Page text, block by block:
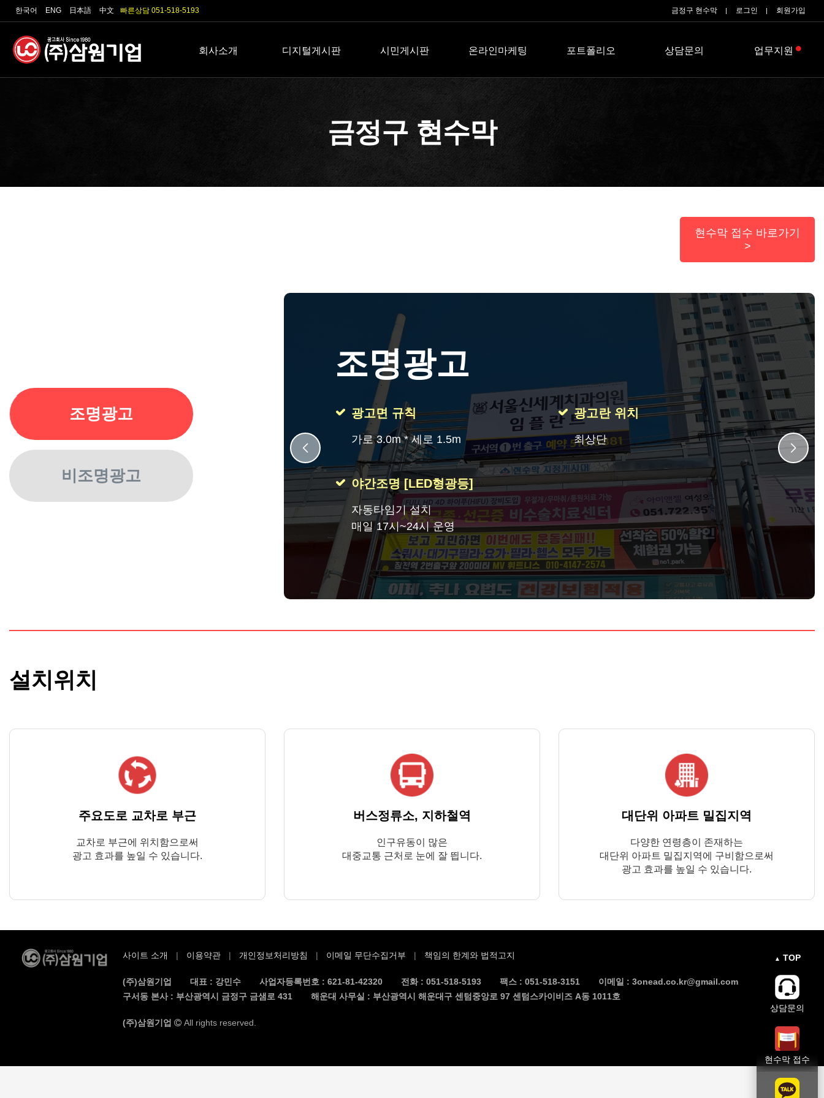
한국어 ENG 日本語 中文 빠른상담 051-518-5193 금정구 현수막 로그인 회원가입
회사소개 디지털게시판 시민게시판 온라인마케팅 포트폴리오 상담문의 업무지원
금정구 현수막
현수막 접수 바로가기
>
조명광고
비조명광고
조명광고
광고면 규칙
가로 3.0m * 세로 1.5m
야간조명 [LED형광등]
자동타임기 설치
매일 17시~24시 운영
광고란 위치
최상단
설치위치
주요도로 교차로 부근
교차로 부근에 위치함으로써
광고 효과를 높일 수 있습니다.
버스정류소, 지하철역
인구유동이 많은
대중교통 근처로 눈에 잘 띕니다.
대단위 아파트 밀집지역
다양한 연령층이 존재하는
대단위 아파트 밀집지역에 구비함으로써
광고 효과를 높일 수 있습니다.
사이트 소개 이용약관 개인정보처리방침 이메일 무단수집거부 책임의 한계와 법적고지
(주)삼원기업 대표 : 강민수 사업자등록번호 : 621-81-42320 전화 : 051-518-5193 팩스 : 051-518-3151 이메일 : 3onead.co.kr@gmail.com
구서동 본사 : 부산광역시 금정구 금샘로 431
해운대 사무실 : 부산광역시 해운대구 센텀중앙로 97 센텀스카이비즈 A동 1011호
(주)삼원기업 All rights reserved.
▲ TOP
상담문의
현수막 접수